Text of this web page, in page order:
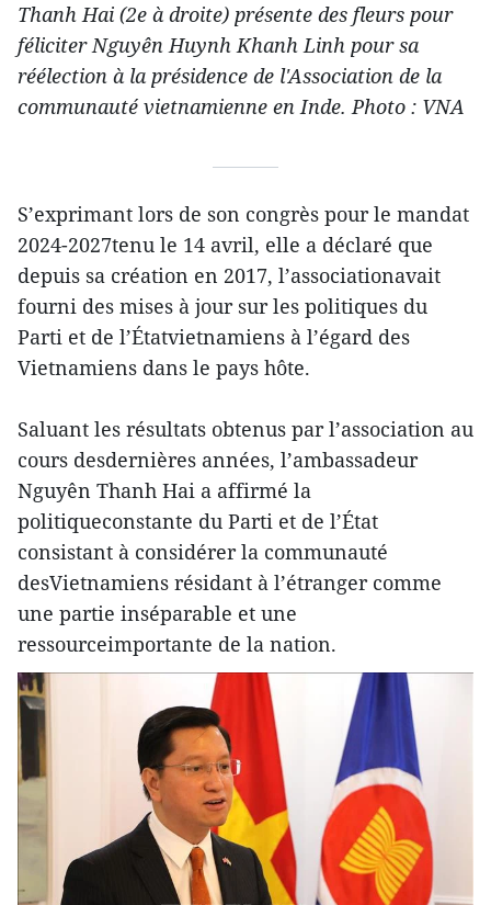
Thanh Hai (2e à droite) présente des fleurs pour
féliciter Nguyên Huynh Khanh Linh pour sa
réélection à la présidence de l'Association de la
communauté vietnamienne en Inde. Photo : VNA
S’exprimant lors de son congrès pour le mandat
2024-2027tenu le 14 avril, elle a déclaré que
depuis sa création en 2017, l’associationavait
fourni des mises à jour sur les politiques du
Parti et de l’Étatvietnamiens à l’égard des
Vietnamiens dans le pays hôte.
Saluant les résultats obtenus par l’association au
cours desdernières années, l’ambassadeur
Nguyên Thanh Hai a affirmé la
politiqueconstante du Parti et de l’État
consistant à considérer la communauté
desVietnamiens résidant à l’étranger comme
une partie inséparable et une
ressourceimportante de la nation.